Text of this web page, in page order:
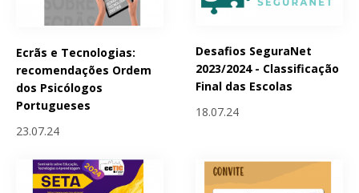
Ecrãs e Tecnologias:
recomendações Ordem
dos Psicólogos
Portugueses
23.07.24
Desafios SeguraNet
2023/2024 - Classificação
Final das Escolas
18.07.24